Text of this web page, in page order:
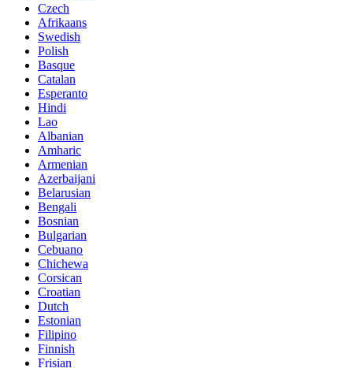
Czech
Afrikaans
Swedish
Polish
Basque
Catalan
Esperanto
Hindi
Lao
Albanian
Amharic
Armenian
Azerbaijani
Belarusian
Bengali
Bosnian
Bulgarian
Cebuano
Chichewa
Corsican
Croatian
Dutch
Estonian
Filipino
Finnish
Frisian